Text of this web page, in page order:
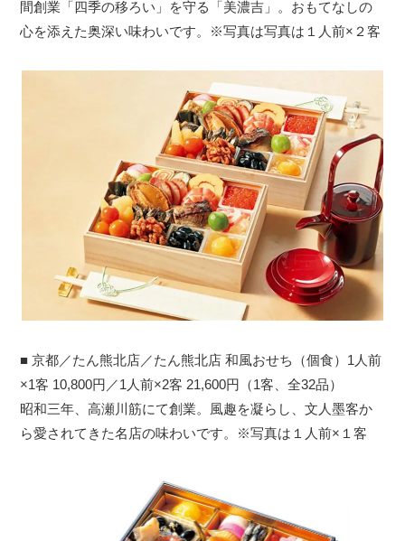
間創業「四季の移ろい」を守る「美濃吉」。おもてなしの
心を添えた奥深い味わいです。※写真は写真は１人前×２客
■ 京都／たん熊北店／たん熊北店 和風おせち（個食）1人前
×1客 10,800円／1人前×2客 21,600円（1客、全32品）
昭和三年、高瀬川筋にて創業。風趣を凝らし、文人墨客か
ら愛されてきた名店の味わいです。※写真は１人前×１客